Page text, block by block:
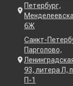
Петербург,
6Ж
Санкт-
Парголово,
93, литера Л,
П-1